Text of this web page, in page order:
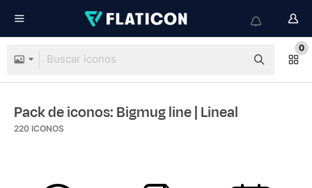
0
Pack de iconos: Bigmug line| Lineal
220 ICONOS